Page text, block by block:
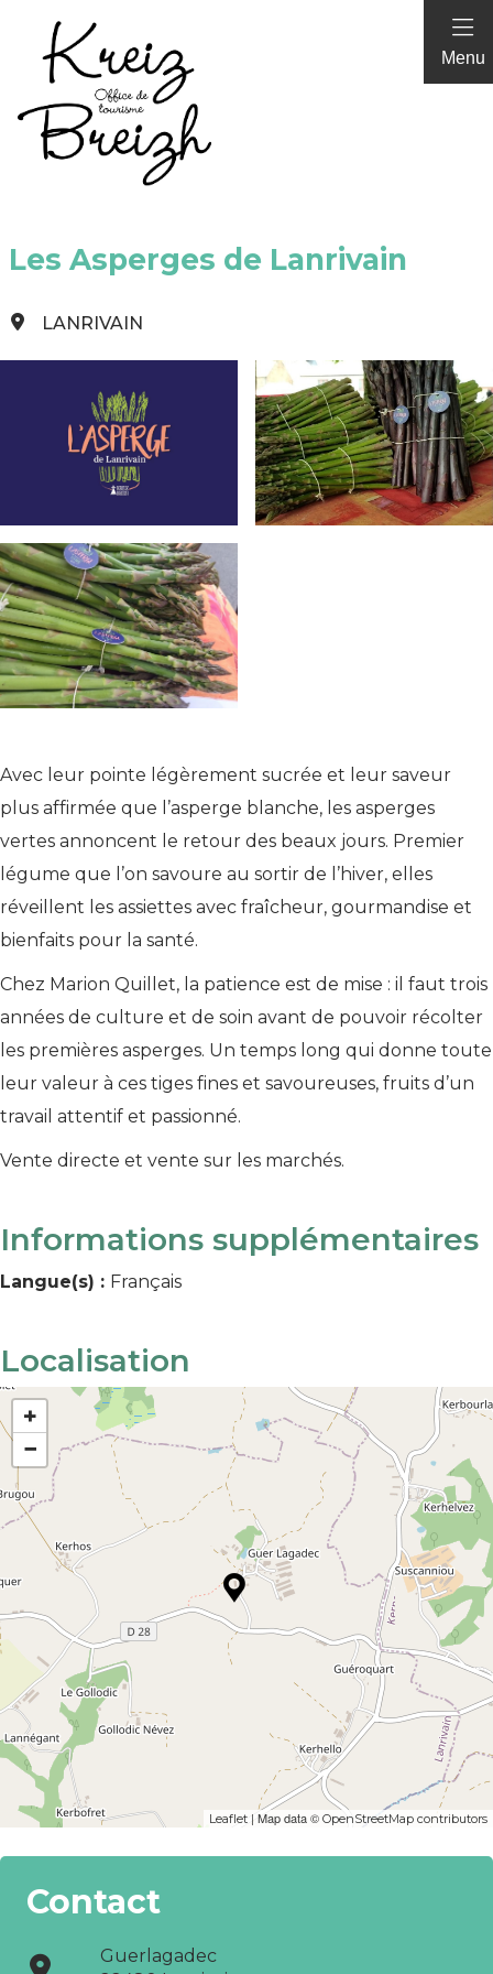
Panneau de gestion des cookies
Menu
Les Asperges de Lanrivain
LANRIVAIN
Avec leur pointe légèrement sucrée et leur saveur
plus affirmée que l’asperge blanche, les asperges
vertes annoncent le retour des beaux jours. Premier
légume que l’on savoure au sortir de l’hiver, elles
réveillent les assiettes avec fraîcheur, gourmandise et
bienfaits pour la santé.
Chez Marion Quillet, la patience est de mise : il faut trois
années de culture et de soin avant de pouvoir récolter
les premières asperges. Un temps long qui donne toute
leur valeur à ces tiges fines et savoureuses, fruits d’un
travail attentif et passionné.
Vente directe et vente sur les marchés.
Informations supplémentaires
Langue(s) : Français
Localisation
+
−
Leaflet | Map data © OpenStreetMap contributors
Contact
Guerlagadec